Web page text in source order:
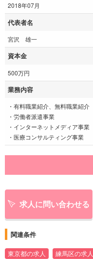
2018年07月
代表者名
宮沢 雄一
資本金
500万円
業務内容
・有料職業紹介、無料職業紹介
・労働者派遣事業
・インターネットメディア事業
・医療コンサルティング事業
求人に問い合わせる
関連条件
東京都の求人 練馬区の求人